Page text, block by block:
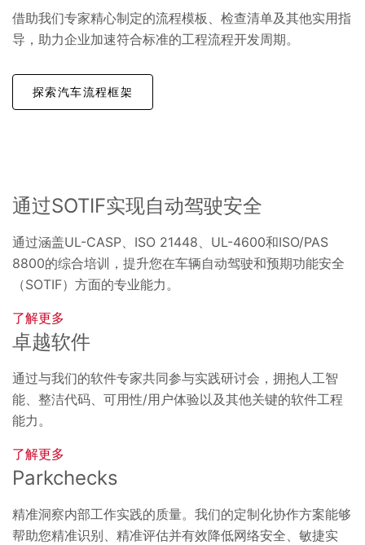
借助我们专家精心制定的流程模板、检查清单及其他实用指
导，助力企业加速符合标准的工程流程开发周期。
探索汽车流程框架
通过SOTIF实现自动驾驶安全
通过涵盖UL-CASP、ISO 21448、UL-4600和ISO/PAS
8800的综合培训，提升您在车辆自动驾驶和预期功能安全
（SOTIF）方面的专业能力。
了解更多
卓越软件
通过与我们的软件专家共同参与实践研讨会，拥抱人工智
能、整洁代码、可用性/用户体验以及其他关键的软件工程
能力。
了解更多
Parkchecks
精准洞察内部工作实践的质量。我们的定制化协作方案能够
帮助您精准识别、精准评估并有效降低网络安全、敏捷实